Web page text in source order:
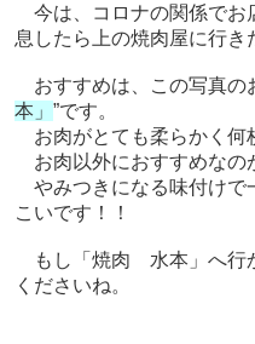
今は、コロナの関係でお
息したら上の焼肉屋に行き
おすすめは、この写真の
本」 ”です。
お肉がとても柔らかく何
お肉以外におすすめなの
やみつきになる味付けで
こいです！！
もし「焼肉 水本」へ行
くださいね。